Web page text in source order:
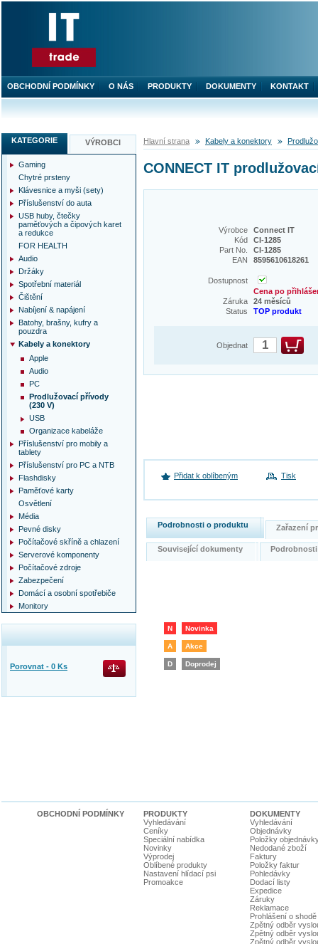
Hlavní strana Kabely a konektory
CONNECT IT
Výrobce
Connect IT
Kód
CI-1285
Part No.
CI-1285
EAN
8595610618261
Dostupnost
Cena po
Záruka
24 měsíců
Status
TOP produkt
Objednat
Přidat k oblíbeným Tisk
Podrobnosti o produktu Zařazení
Související dokumenty
N Novinka
A Akce
D Doprodej
KATEGORIE VÝROBCI
Gaming
Chytré prsteny
Klávesnice a myši (sety)
Příslušenství do auta
USB huby, čtečky
paměťových a čipových karet
a redukce
FOR HEALTH
Audio
Držáky
Spotřební materiál
Čištění
Nabíjení & napájení
Batohy, brašny, kufry a
pouzdra
Kabely a konektory
Apple
Audio
PC
Prodlužovací přívody
(230 V)
USB
Organizace kabeláže
Příslušenství pro mobily a
tablety
Příslušenství pro PC a NTB
Flashdisky
Paměťové karty
Osvětlení
Média
Pevné disky
Počítačové skříně a chlazení
Serverové komponenty
Počítačové zdroje
Zabezpečení
Domácí a osobní spotřebiče
Monitory
Porovnat - 0 Ks
OBCHODNÍ PODMÍNKY O NÁS PRODUKTY DOKUMENTY KONTAKT
OBCHODNÍ PODMÍNKY
PRODUKTY
Vyhledávání
Ceníky
Speciální nabídka
Novinky
Výprodej
Oblíbené produkty
Nastavení hlídací psi
Promoakce
DOKUMENTY
Vyhledávání
Objednávky
Položky
Nedodané zboží
Faktury
Položky faktur
Pohledávky
Dodací listy
Expedice
Záruky
Reklamace
Prohlášení o shodě
Zpětný odběr
Zpětný odběr
Zpětný odběr